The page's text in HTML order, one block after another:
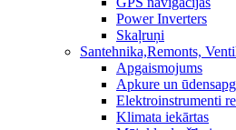
Power Inverters
Skaļruņi
Santehnika,Remonts,
Apgaismojums
Apkure un
Elektroinstrumenti
Klimata iekārtas